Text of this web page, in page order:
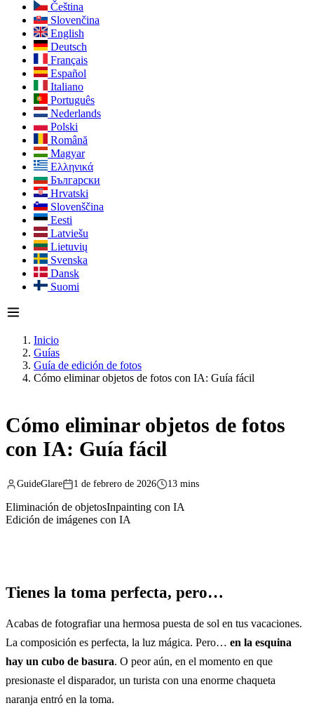
Čeština
Slovenčina
English
Deutsch
Français
Español
Italiano
Português
Nederlands
Polski
Română
Magyar
Ελληνικά
Български
Hrvatski
Slovenščina
Eesti
Latviešu
Lietuvių
Svenska
Dansk
Suomi
Inicio
Guías
Guía de edición de fotos
Cómo eliminar objetos de fotos con IA: Guía fácil
Cómo eliminar objetos de fotos
con IA: Guía fácil
GuideGlare 1 de febrero de 2026 13 mins
Eliminación de objetosInpainting con IA
Edición de imágenes con IA
Tienes la toma perfecta, pero…
Acabas de fotografiar una hermosa puesta de sol en tus vacaciones.
La composición es perfecta, la luz mágica. Pero… en la esquina
hay un cubo de basura. O peor aún, en el momento en que
presionaste el disparador, un turista con una enorme chaqueta
naranja entró en la toma.